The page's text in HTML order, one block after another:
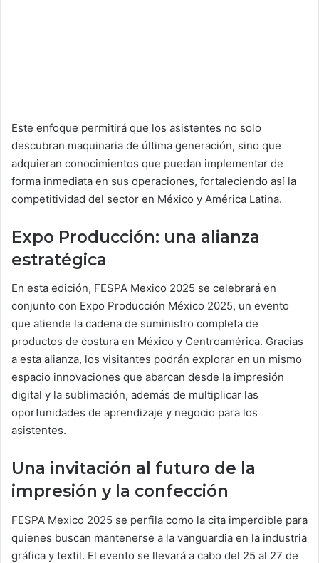
Este enfoque permitirá que los asistentes no solo
descubran maquinaria de última generación, sino que
adquieran conocimientos que puedan implementar de
forma inmediata en sus operaciones, fortaleciendo así la
competitividad del sector en México y América Latina.
Expo Producción: una alianza
estratégica
En esta edición, FESPA Mexico 2025 se celebrará en
conjunto con Expo Producción México 2025, un evento
que atiende la cadena de suministro completa de
productos de costura en México y Centroamérica. Gracias
a esta alianza, los visitantes podrán explorar en un mismo
espacio innovaciones que abarcan desde la impresión
digital y la sublimación, además de multiplicar las
oportunidades de aprendizaje y negocio para los
asistentes.
Una invitación al futuro de la
impresión y la confección
FESPA Mexico 2025 se perfila como la cita imperdible para
quienes buscan mantenerse a la vanguardia en la industria
gráfica y textil. El evento se llevará a cabo del 25 al 27 de